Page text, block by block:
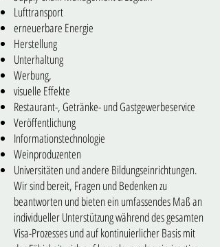
Lufttransport
erneuerbare Energie
Herstellung
Unterhaltung
Werbung,
visuelle Effekte
Restaurant-, Getränke- und Gastgewerbeservice
Veröffentlichung
Informationstechnologie
Weinproduzenten
Universitäten und andere Bildungseinrichtungen.
Wir sind bereit, Fragen und Bedenken zu
beantworten und bieten ein umfassendes Maß an
individueller Unterstützung während des gesamten
Visa-Prozesses und auf kontinuierlicher Basis mit